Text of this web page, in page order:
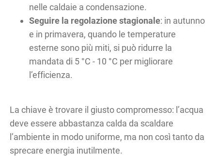
nelle caldaie a condensazione.
Seguire la regolazione stagionale: in autunno
e in primavera, quando le temperature
esterne sono più miti, si può ridurre la
mandata di 5 °C - 10 °C per migliorare
l’efficienza.
La chiave è trovare il giusto compromesso: l’acqua
deve essere abbastanza calda da scaldare
l’ambiente in modo uniforme, ma non così tanto da
sprecare energia inutilmente.